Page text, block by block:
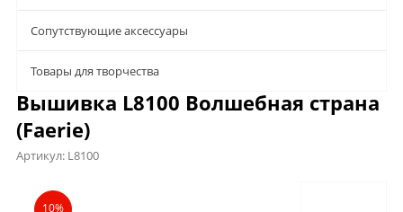
Сопутствующие аксессуары
Товары для творчества
Вышивка L8100 Волшебная страна
(Faerie)
Артикул: L8100
Описание
10%